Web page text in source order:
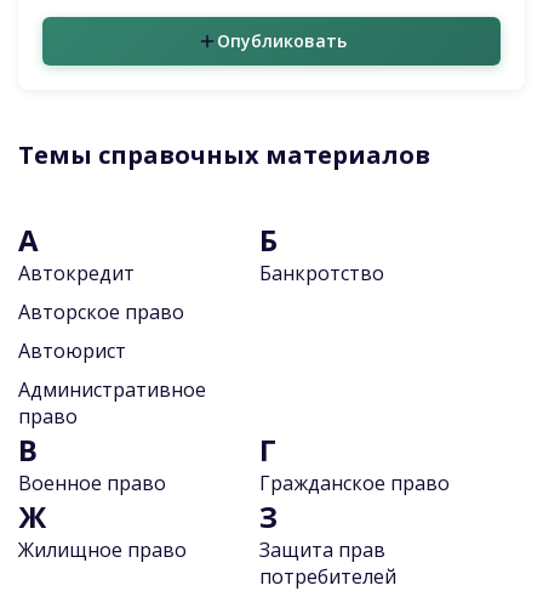
Опубликовать
Темы справочных материалов
А
Автокредит
Авторское право
Автоюрист
Административное
право
Б
Банкротство
В
Военное право
Г
Гражданское право
Ж
Жилищное право
З
Защита прав
потребителей